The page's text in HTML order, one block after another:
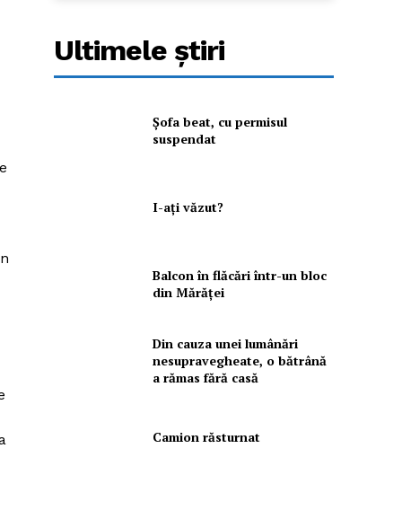
Ultimele ştiri
Şofa beat, cu permisul
suspendat
I-aţi văzut?
Balcon în flăcări într-un bloc
din Mărăţei
Din cauza unei lumânări
nesupravegheate, o bătrână
a rămas fără casă
Camion răsturnat